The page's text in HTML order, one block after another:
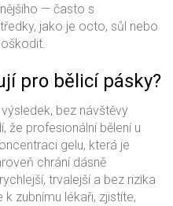
— často s
jako je octo, sůl nebo
pro bělicí pásky?
bez návštěvy
že profesionální bělení u
gelu, která je
chrání dásně
trvalejší a bez rizika
zubnímu lékaři, zjistíte,